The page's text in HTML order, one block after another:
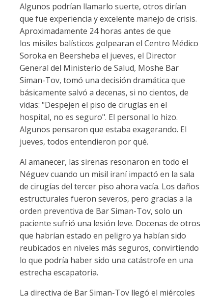
Algunos podrían llamarlo suerte, otros dirían
que fue experiencia y excelente manejo de crisis.
Aproximadamente 24 horas antes de que
los misiles balísticos golpearan el Centro Médico
Soroka en Beersheba el jueves, el Director
General del Ministerio de Salud, Moshe Bar
Siman-Tov, tomó una decisión dramática que
básicamente salvó a decenas, si no cientos, de
vidas: "Despejen el piso de cirugías en el
hospital, no es seguro". El personal lo hizo.
Algunos pensaron que estaba exagerando. El
jueves, todos entendieron por qué.
Al amanecer, las sirenas resonaron en todo el
Néguev cuando un misil iraní impactó en la sala
de cirugías del tercer piso ahora vacía. Los daños
estructurales fueron severos, pero gracias a la
orden preventiva de Bar Siman-Tov, solo un
paciente sufrió una lesión leve. Docenas de otros
que habrían estado en peligro ya habían sido
reubicados en niveles más seguros, convirtiendo
lo que podría haber sido una catástrofe en una
estrecha escapatoria.
La directiva de Bar Siman-Tov llegó el miércoles